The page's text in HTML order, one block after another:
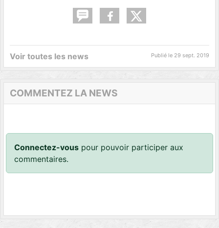
Voir toutes les news Publié le 29 sept. 2019
COMMENTEZ LA NEWS
Connectez-vous pour pouvoir participer aux
commentaires.